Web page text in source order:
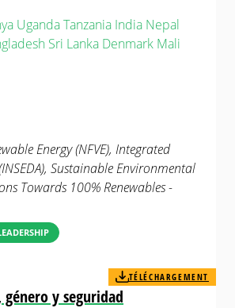
UgandaTanzania India Nepal
Sri Lanka Denmark Mali
Energy (NFVE), Integrated
Sustainable Environmental
Towards 100% Renewables -
y seguridad
TÉLÉCHARGEMENT